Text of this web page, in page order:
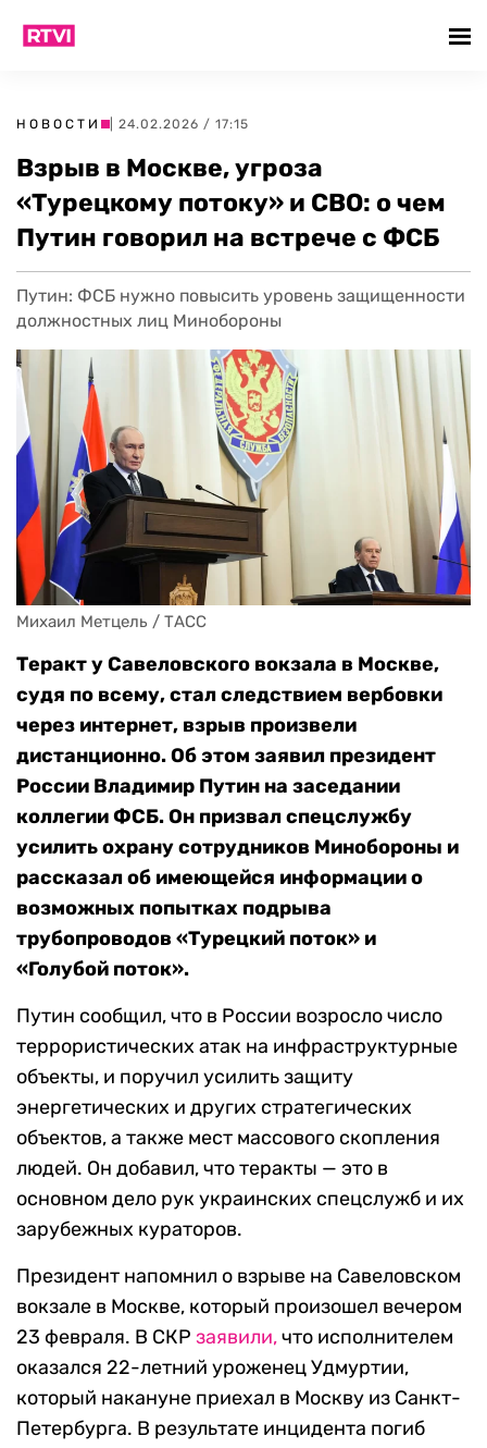
НОВОСТИ | 24.02.2026 / 17:15
Взрыв в Москве, угроза
«Турецкому потоку» и СВО: о чем
Путин говорил на встрече с ФСБ
Путин: ФСБ нужно повысить уровень защищенности
должностных лиц Минобороны
Михаил Метцель / ТАСС
Теракт у Савеловского вокзала в Москве,
судя по всему, стал следствием вербовки
через интернет, взрыв произвели
дистанционно. Об этом заявил президент
России Владимир Путин на заседании
коллегии ФСБ. Он призвал спецслужбу
усилить охрану сотрудников Минобороны и
рассказал об имеющейся информации о
возможных попытках подрыва
трубопроводов «Турецкий поток» и
«Голубой поток».
Путин сообщил, что в России возросло число
террористических атак на инфраструктурные
объекты, и поручил усилить защиту
энергетических и других стратегических
объектов, а также мест массового скопления
людей. Он добавил, что теракты — это в
основном дело рук украинских спецслужб и их
зарубежных кураторов.
Президент напомнил о взрыве на Савеловском
вокзале в Москве, который произошел вечером
23 февраля. В СКР заявили,что исполнителем
оказался 22-летний уроженец Удмуртии,
который накануне приехал в Москву из Санкт-
Петербурга. В результате инцидента погиб